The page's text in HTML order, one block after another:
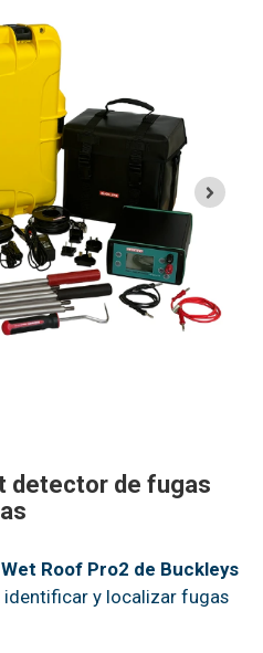
detector de fugas
Roof Pro2 de Buckleys
y localizar fugas